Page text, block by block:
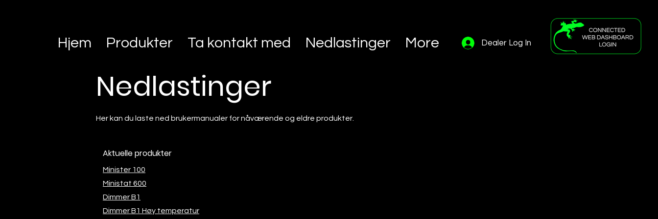
Hjem Produkter Ta kontakt med Nedlastinger More Dealer Log In
Nedlastinger
Her kan du laste ned brukermanualer for nåværende og eldre produkter.
Aktuelle produkter
Minister 100
Ministat 600
Dimmer B1
Dimmer B1 Høy temperatur